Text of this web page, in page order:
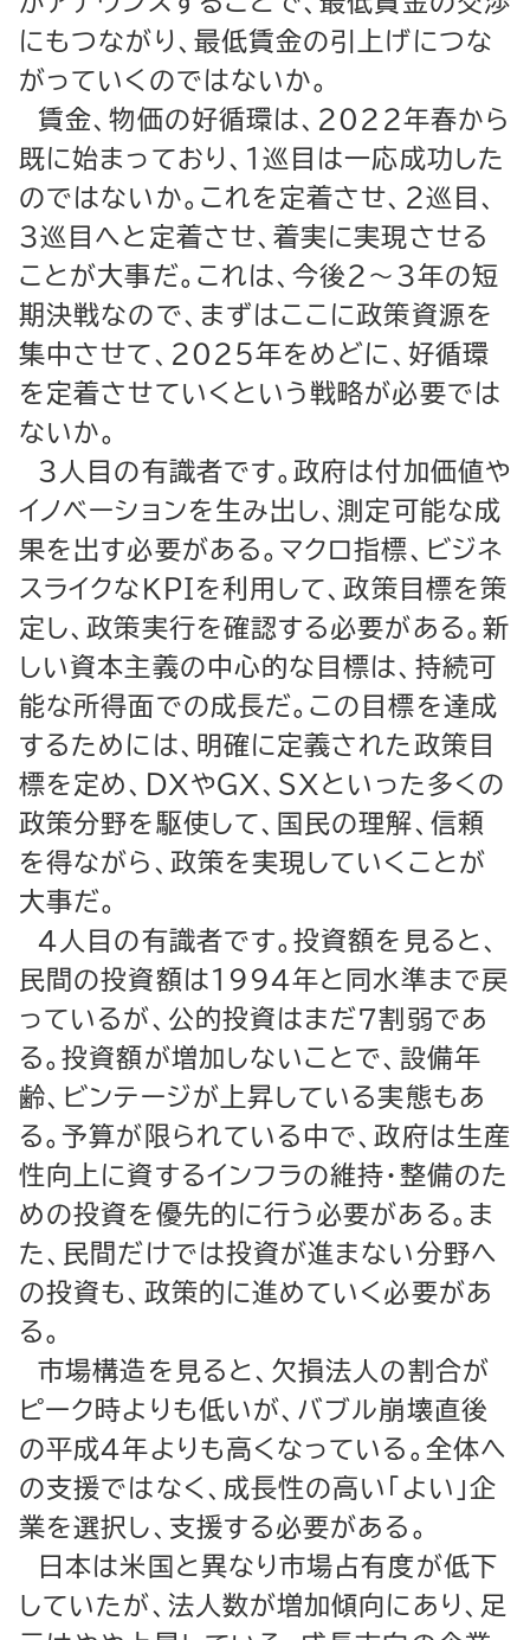
にもつながり、最低賃金の引上げにつな
がっていくのではないか。
賃金、物価の好循環は、２０２２年春から
既に始まっており、１巡目は一応成功した
のではないか。これを定着させ、２巡目、
３巡目へと定着させ、着実に実現させる
ことが大事だ。これは、今後２～３年の短
期決戦なので、まずはここに政策資源を
集中させて、２０２５年をめどに、好循環
を定着させていくという戦略が必要では
ないか。
３人目の有識者です。政府は付加価値や
イノベーションを生み出し、測定可能な成
果を出す必要がある。マクロ指標、ビジネ
スライクなＫＰＩを利用して、政策目標を策
定し、政策実行を確認する必要がある。新
しい資本主義の中心的な目標は、持続可
能な所得面での成長だ。この目標を達成
するためには、明確に定義された政策目
標を定め、ＤＸやＧＸ、ＳＸといった多くの
政策分野を駆使して、国民の理解、信頼
を得ながら、政策を実現していくことが
大事だ。
４人目の有識者です。投資額を見ると、
民間の投資額は１９９４年と同水準まで戻
っているが、公的投資はまだ７割弱であ
る。投資額が増加しないことで、設備年
齢、ビンテージが上昇している実態もあ
る。予算が限られている中で、政府は生産
性向上に資するインフラの維持・整備のた
めの投資を優先的に行う必要がある。ま
た、民間だけでは投資が進まない分野へ
の投資も、政策的に進めていく必要があ
る。
市場構造を見ると、欠損法人の割合が
ピーク時よりも低いが、バブル崩壊直後
の平成４年よりも高くなっている。全体へ
の支援ではなく、成長性の高い「よい」企
業を選択し、支援する必要がある。
日本は米国と異なり市場占有度が低下
していたが、法人数が増加傾向にあり、足